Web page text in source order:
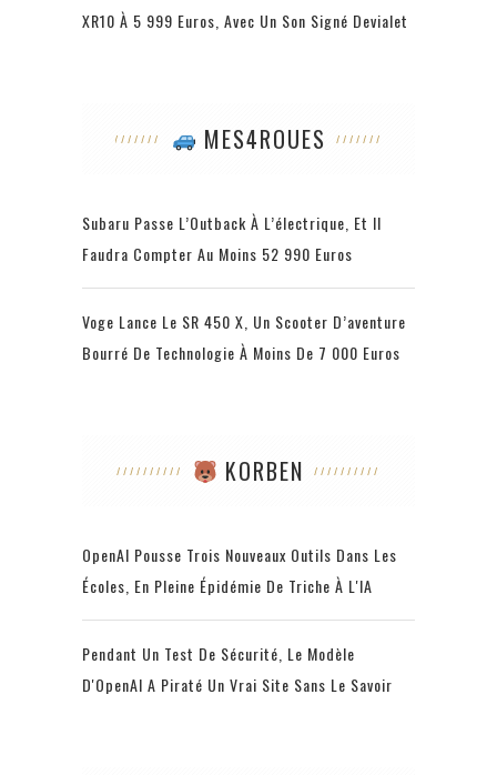
XR10 À 5 999 Euros, Avec Un Son Signé Devialet
MES4ROUES
Subaru Passe L’Outback À L’électrique, Et Il
Faudra Compter Au Moins 52 990 Euros
Voge Lance Le SR 450 X, Un Scooter D’aventure
Bourré De Technologie À Moins De 7 000 Euros
KORBEN
OpenAI Pousse Trois Nouveaux Outils Dans Les
Écoles, En Pleine Épidémie De Triche À L'IA
Pendant Un Test De Sécurité, Le Modèle
D'OpenAI A Piraté Un Vrai Site Sans Le Savoir